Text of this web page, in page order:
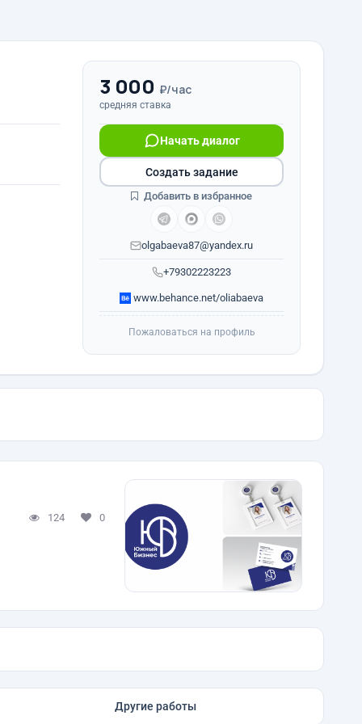
3 000 ₽/час
средняя ставка
+79302223223
Начать диалог
olgabaeva87@yandex.ru
www.behance.net/oliabaeva
Создать задание
Добавить в избранное
Пожаловаться на профиль
124 0
Другие работы